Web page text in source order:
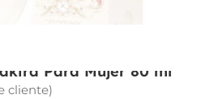
Para Mujer 80 ml
cliente)